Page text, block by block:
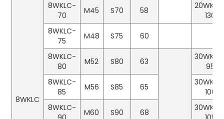
8WKLC
8WKLC-
70
M45 S70 58
130
8WKLC-
75
M48 S75 60
8WKLC-
80
M52 S80 63
95
8WKLC-
85
M56 S85 65
100
8WKLC-
M60 S90 68